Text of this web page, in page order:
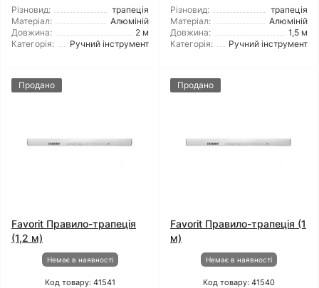
Різновид:
трапеція
Матеріал:
Алюміній
Довжина:
2 м
Категорія:
Ручний інструмент
Різновид:
трапеція
Матеріал:
Алюміній
Довжина:
1,5 м
Категорія:
Ручний інструмент
Продано
Favorit Правило-трапеція
(1,2 м)
Немає в наявності
Код товару: 41541
Продано
Favorit Правило-трапеція (1
м)
Немає в наявності
Код товару: 41540